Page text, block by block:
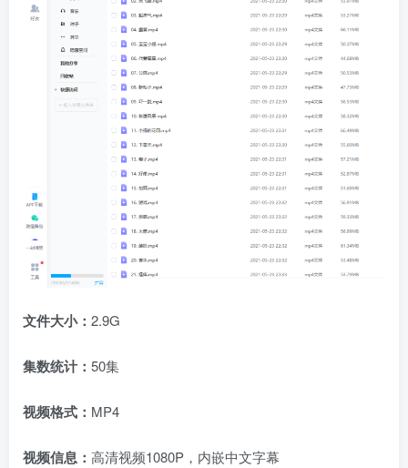
文件大小： 2.9G
集数统计： 50集
视频格式： MP4
视频信息： 高清视频1080P，内嵌中文字幕